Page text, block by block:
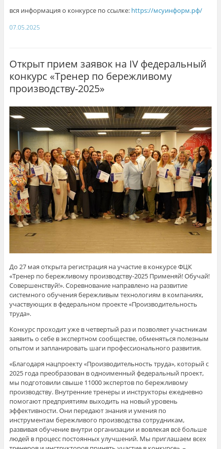
вся информация о конкурсе по ссылке: https://мсуинформ.рф/
07.05.2025
Открыт прием заявок на IV федеральный
конкурс «Тренер по бережливому
производству-2025»
До 27 мая открыта регистрация на участие в конкурсе ФЦК
«Тренер по бережливому производству-2025 Применяй! Обучай!
Совершенствуй!». Соревнование направлено на развитие
системного обучения бережливым технологиям в компаниях,
участвующих в федеральном проекте «Производительность
труда».
Конкурс проходит уже в четвертый раз и позволяет участникам
заявить о себе в экспертном сообществе, обменяться полезным
опытом и запланировать шаги профессионального развития.
«Благодаря нацпроекту «Производительность труда», который с
2025 года преобразован в одноименный федеральный проект,
мы подготовили свыше 11000 экспертов по бережливому
производству. Внутренние тренеры и инструкторы ежедневно
помогают предприятиям выходить на новый уровень
эффективности. Они передают знания и умения по
инструментам бережливого производства сотрудникам,
развивая обучение внутри организации и вовлекая всё больше
людей в процесс постоянных улучшений. Мы приглашаем всех